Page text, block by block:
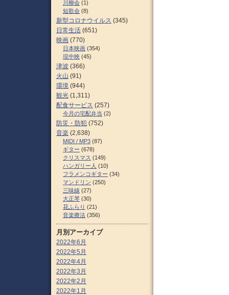
川柳会 (1)
短歌会 (8)
新型コロナウイルス (345)
日常生活 (651)
映画 (770)
日本映画 (354)
現中映 (45)
津波 (366)
火山 (91)
環境 (944)
観光 (1,311)
配食サービス (257)
今月の宅配弁当 (2)
防災・防犯 (752)
音楽 (2,638)
MIDI / MP3 (87)
ギター (678)
クリスマス (149)
ハンガリー人 (10)
フラメンコギター (34)
マンドリン (250)
三味線 (27)
大正琴 (30)
花ふらり (21)
音楽療法 (356)
月別アーカイブ
2022年6月
2022年5月
2022年4月
2022年3月
2022年2月
2022年1月